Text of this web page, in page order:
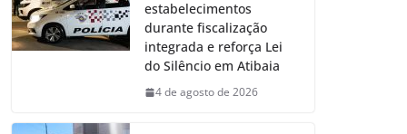
estabelecimentos
durante fiscalização
integrada e reforça Lei
do Silêncio em Atibaia
4 de agosto de 2026